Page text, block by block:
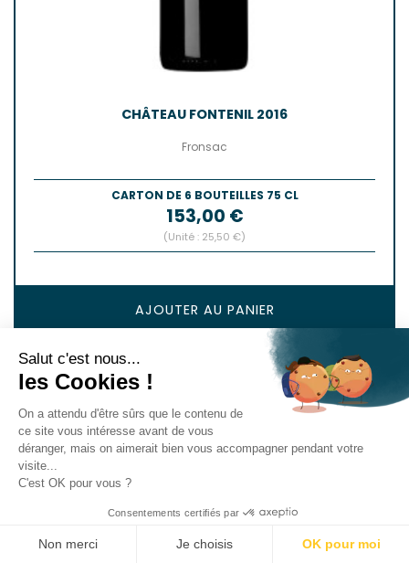
CHÂTEAU FONTENIL 2016
Fronsac
CARTON DE 6 BOUTEILLES 75 CL
Prix
153,00 €
(Unité : 25,50 €)
AJOUTER AU PANIER
Salut c'est nous...
les Cookies !
On a attendu d'être sûrs que le contenu de
ce site vous intéresse avant de vous
déranger, mais on aimerait bien vous accompagner pendant votre
visite...
C'est OK pour vous ?
Consentements certifiés par
Non merci Je choisis OK pour moi